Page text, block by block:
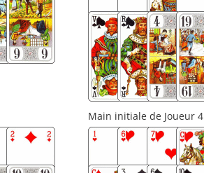
Main initiale de Joueur 4